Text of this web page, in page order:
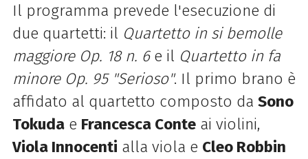
Il programma prevede l'esecuzione di
due quartetti: il Quartetto in si bemolle
maggiore Op. 18 n. 6e il Quartetto in fa
minore Op. 95 "Serioso". Il primo brano è
affidato al quartetto composto da Sono
Tokudae Francesca Conteai violini,
Viola Innocenti alla viola e Cleo Robbin